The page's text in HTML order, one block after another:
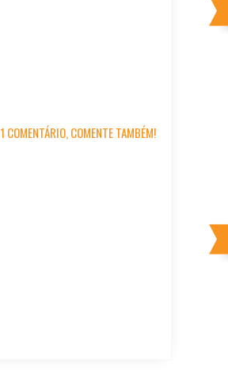
1 COMENTÁRIO, COMENTE TAMBÉM!